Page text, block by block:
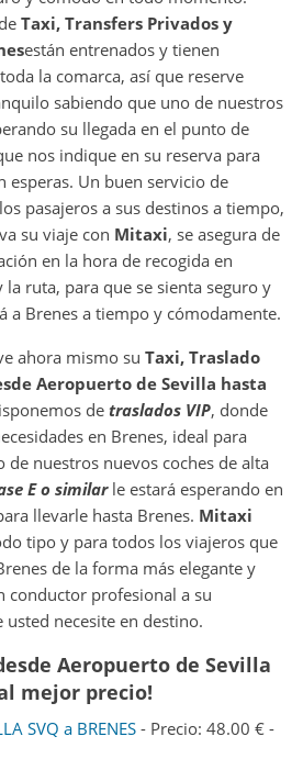
Taxi, Transfers Privados y
están entrenados y tienen
la comarca, así que reserve
sabiendo que uno de nuestros
su llegada en el punto de
nos indique en su reserva para
esperas. Un buen servicio de
pasajeros a sus destinos a tiempo,
su viaje con Mitaxi, se asegura de
en la hora de recogida en
ruta, para que se sienta seguro y
a Brenes a tiempo y cómodamente.
ahora mismo su Taxi, Traslado
Aeropuerto de Sevilla hasta
de traslados VIP, donde
en Brenes, ideal para
de nuestros nuevos coches de alta
E o similarle estará esperando en
llevarle hasta Brenes. Mitaxi
tipo y para todos los viajeros que
de la forma más elegante y
conductor profesional a su
necesite en destino.
Aeropuerto de Sevilla
mejor precio!
SVQ a BRENES - Precio: 48.00 € -